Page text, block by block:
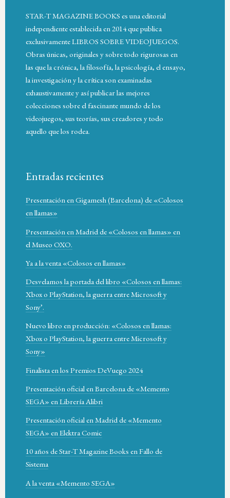
STAR-T MAGAZINE BOOKS es una editorial
independiente establecida en 2014 que publica
exclusivamente LIBROS SOBRE VIDEOJUEGOS.
Obras únicas, originales y sobre todo rigurosas en
las que la crónica, la filosofía, la psicología, el ensayo,
la investigación y la crítica son examinadas
exhaustivamente y así publicar las mejores
colecciones sobre el fascinante mundo de los
videojuegos, sus teorías, sus creadores y todo
aquello que los rodea.
Entradas recientes
Presentación en Gigamesh (Barcelona) de «Colosos
en llamas»
Presentación en Madrid de «Colosos en llamas» en
el Museo OXO.
Ya a la venta «Colosos en llamas»
Desvelamos la portada del libro «Colosos en llamas:
Xbox o PlayStation, la guerra entre Microsoft y
Sony’.
Nuevo libro en producción: «Colosos en llamas:
Xbox o PlayStation, la guerra entre Microsoft y
Sony»
Finalista en los Premios DeVuego 2024
Presentación oficial en Barcelona de «Memento
SEGA» en Librería Alibri
Presentación oficial en Madrid de «Memento
SEGA» en Elektra Comic
10 años de Star-T Magazine Books en Fallo de
Sistema
A la venta «Memento SEGA»